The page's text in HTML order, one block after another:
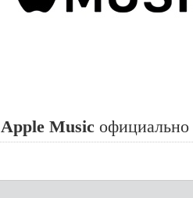
Apple Music официально